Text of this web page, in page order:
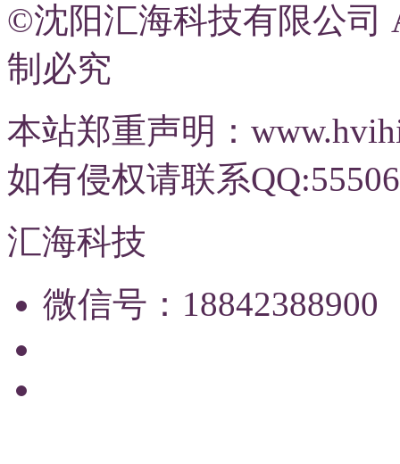
©沈阳汇海科技有限公司
制必究
本站郑重声明：
如有侵权请联系
汇海科技
微信号：18842388900